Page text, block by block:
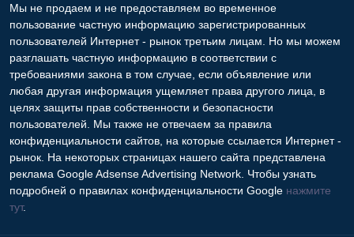
Мы не продаем и не предоставляем во временное
пользование частную информацию зарегистрированных
пользователей Интернет - рынок третьим лицам. Но мы можем
разглашать частную информацию в соответствии с
требованиями закона в том случае, если объявление или
любая другая информация ущемляет права другого лица, в
целях защиты прав собственности и безопасности
пользователей. Мы также не отвечаем за правила
конфиденциальности сайтов, на которые ссылается Интернет -
рынок. На некоторых страницах нашего сайта представлена
реклама Google Adsense Advertising Network. Чтобы узнать
подробней о правилах конфиденциальности Google нажмите
тут.